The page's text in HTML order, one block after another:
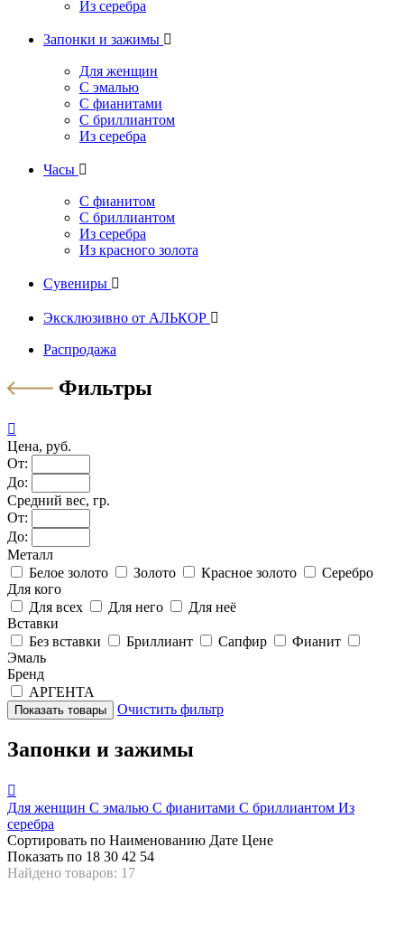
Из серебра
Запонки и зажимы 
Для женщин
С эмалью
С фианитами
С бриллиантом
Из серебра
Часы 
С фианитом
С бриллиантом
Из серебра
Из красного золота
Сувениры 
Эксклюзивно от АЛЬКОР 
Распродажа
Фильтры

Цена, руб.
От:
До:
Средний вес, гр.
От:
До:
Металл
Белое золото
Золото Красное золото
Серебро
Для кого
Для всех
Для него
Для неё
Вставки
Без вставки
Бриллиант Сапфир
Фианит
Эмаль
Бренд
АРГЕНТА
Очистить фильтр
Запонки и зажимы

Для женщин С эмалью С фианитами С бриллиантом Из
серебра
Сортировать по Наименованию Дате Цене
Показать по 18 30 42 54
Найдено товаров: 17